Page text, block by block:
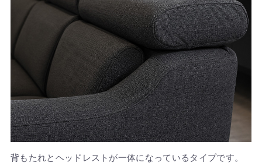
背もたれとヘッドレストが一体になっているタイプです。